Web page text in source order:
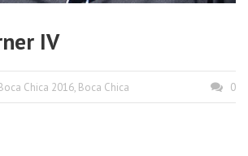
IV
Chica 2016, Boca Chica 0